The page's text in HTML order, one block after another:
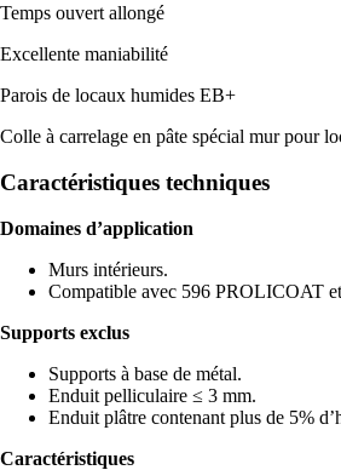
Temps ouvert allongé
Excellente maniabilité
Parois de locaux humides EB+
Colle à carrelage en pâte spécial mur pour
Caractéristiques techniques
Domaines d’application
Murs intérieurs.
Compatible avec 596 PROLICOAT
Supports exclus
Supports à base de métal.
Enduit pelliculaire ≤ 3 mm.
Enduit plâtre contenant plus de 5%
Caractéristiques